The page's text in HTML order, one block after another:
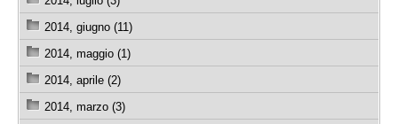
2014, giugno (11)
2014, maggio (1)
2014, aprile (2)
2014, marzo (3)